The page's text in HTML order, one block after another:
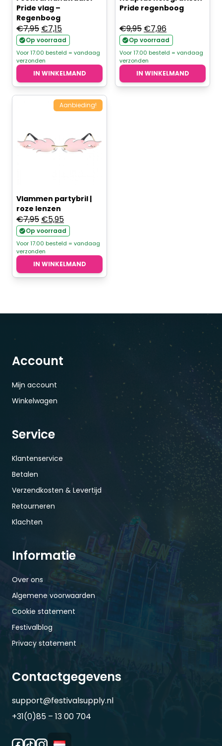
Pride vlag –
Regenboog
€7,95 Oorspronkelijke
prijs
was:
€7,95.
€7,15Huidige
prijs
is:
€7,15.
Op voorraad
Voor 17.00 besteld = vandaag
verzonden
IN WINKELMAND
Pride regenboog
€9,95 Oorspronkelijke
prijs
was:
€9,95.
€7,96Huidige
prijs
is:
€7,96.
Op voorraad
Voor 17.00 besteld = vandaag
verzonden
IN WINKELMAND
Aanbieding!
Vlammen partybril |
roze lenzen
€7,95 Oorspronkelijke
prijs
was:
€7,95.
€5,95Huidige
prijs
is:
€5,95.
Op voorraad
Voor 17.00 besteld = vandaag
verzonden
IN WINKELMAND
Account
Mijn account
Winkelwagen
Service
Klantenservice
Betalen
Verzendkosten & Levertijd
Retourneren
Klachten
Informatie
Over ons
Algemene voorwaarden
Cookie statement
Festivalblog
Privacy statement
Contactgegevens
support@festivalsupply.nl
+31(0)85 – 13 00 704